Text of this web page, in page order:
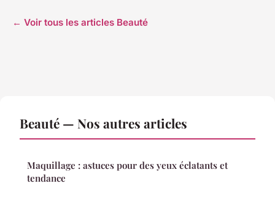
← Voir tous les articles Beauté
Beauté — Nos autres articles
Maquillage : astuces pour des yeux éclatants et
tendance